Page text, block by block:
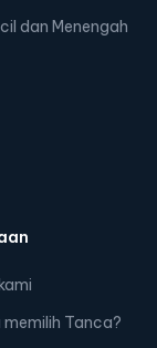
dan Menengah
Tanca?